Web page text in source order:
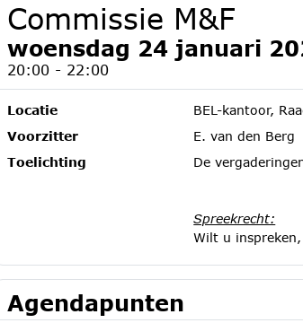
Commissie M&F
woensdag 24 januari
20:00 - 22:00
Locatie
BEL-kantoor,
Voorzitter
E. van den Berg
Toelichting
De
Spreekrecht:
Wilt u
Agendapunten